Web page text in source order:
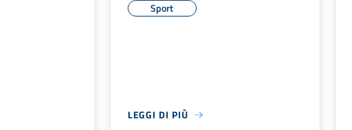
Sport
LEGGI DI PIÙ